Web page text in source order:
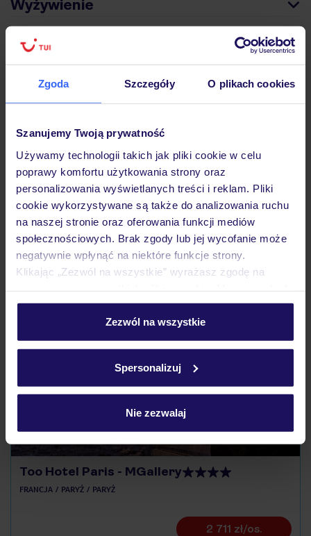
Zgoda Szczegóły O plikach cookies
Szanujemy Twoją prywatność
Używamy technologii takich jak pliki cookie w celu
poprawy komfortu użytkowania strony oraz
personalizowania wyświetlanych treści i reklam. Pliki
cookie wykorzystywane są także do analizowania ruchu
na naszej stronie oraz oferowania funkcji mediów
społecznościowych. Brak zgody lub jej wycofanie może
negatywnie wpłynąć na niektóre funkcje strony.
Klikając „Zezwól na wszystkie” wyrażasz zgodę na
personalizować swój wybór wchodząc w zakładkę
Szczegółowe informacje o plikach cookie znajdziesz
Zezwól na wszystkie
Spersonalizuj
Nie zezwalaj
Wyżywienie
Atrakcje
Ważne informacje
Często zadawane pytania
Jak zmienić uczestników/osobę zgłaszającą?
Czy w Hotelu będzie przedstawiciel TUI?
Na jakiej podstawie i gdzie otrzymam karty
pokładowe/bilety lotnicze?
Zobacz więcej
Odkryj inne hotele w pobliżu
Too Hotel Paris - MGallery
FRANCJA PARYŻ PARYŻ
2 711 zł/os.